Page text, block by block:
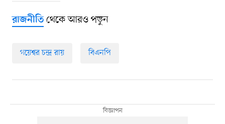
রাজনীতিথেকে আরও পড়ুন
গয়েশ্বর চন্দ্র রায় বিএনপি